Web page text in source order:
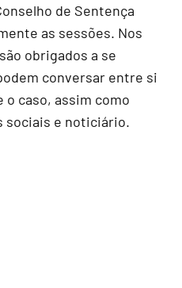
de Sentença
as sessões. Nos
obrigados a se
conversar entre si
caso, assim como
sociais e noticiário.